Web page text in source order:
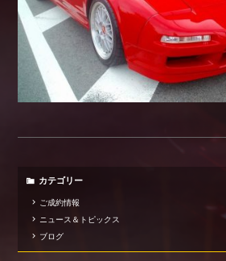
カテゴリー
ご成約情報
ニュース＆トピックス
ブログ